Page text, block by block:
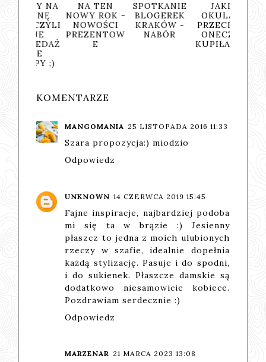
NA TEN
NOWY ROK -
NOWOŚCI
PREZENTOW
SPOTKANIE
BLOGEREK
KRAKÓW -
NABÓR
JAKIE
OKULARY
PRZECIWSŁ
ONECZNE
KUPIŁAM???
KOMENTARZE
MANGOMANIA 25 LISTOPADA 2016 11:33
Szara propozycja:) miodzio
Odpowiedz
UNKNOWN 14 CZERWCA 2019 15:45
Fajne inspiracje, najbardziej podoba
mi się ta w brązie :) Jesienny
płaszcz to jedna z moich ulubionych
rzeczy w szafie, idealnie dopełnia
każdą stylizację. Pasuje i do spodni,
i do sukienek. Płaszcze damskie są
dodatkowo niesamowicie kobiece.
Pozdrawiam serdecznie :)
Odpowiedz
MARZENAR 21 MARCA 2023 13:08